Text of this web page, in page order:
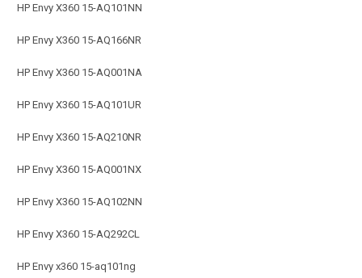
HP Envy X360 15-AQ101NN
HP Envy X360 15-AQ166NR
HP Envy X360 15-AQ001NA
HP Envy X360 15-AQ101UR
HP Envy X360 15-AQ210NR
HP Envy X360 15-AQ001NX
HP Envy X360 15-AQ102NN
HP Envy X360 15-AQ292CL
HP Envy x360 15-aq101ng